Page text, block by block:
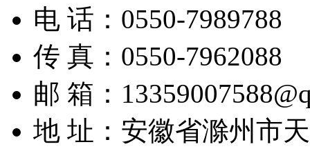
电 话：0550-7989788
传 真：0550-7962088
邮 箱：
地 址：安徽省滁州市